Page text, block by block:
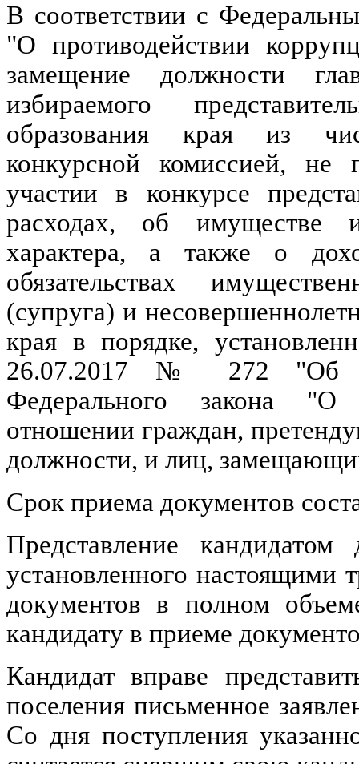
В соответствии с
"О противодействии
замещение должности
избираемого
образования края из
конкурсной комиссией, не
участии в конкурсе
расходах, об имуществе и
характера, а также о
обязательствах
(супруга) и
края в порядке,
26.07.2017 № 272 "Об
Федерального закона "О
отношении граждан,
должности, и лиц,
Срок приема документов
Представление
установленного настоящими
документов в полном
кандидату в приеме
Кандидат вправе
поселения письменное
Со дня поступления